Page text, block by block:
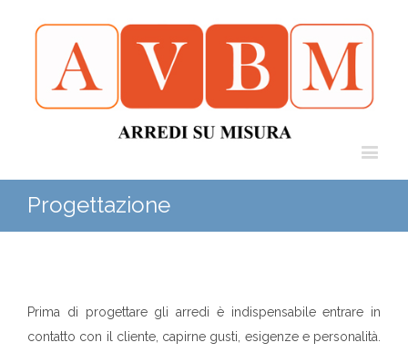
Progettazione
Prima di progettare gli arredi è indispensabile entrare in
contatto con il cliente, capirne gusti, esigenze e personalità.